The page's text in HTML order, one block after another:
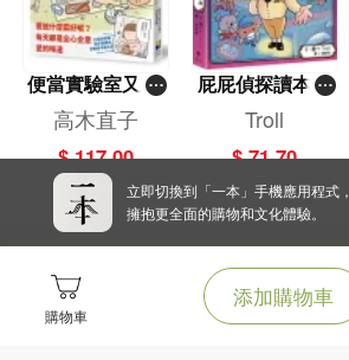
購物車
添加購物車
便當實驗室又開
張了——日日和
特別日的菜單挑
戰記
高木直子
$ 117.00
屁屁偵探讀本(1
3)－－對決！怪
篇）
Troll
$ 71.70
立即切換到「一本」手機應用程式，
擁抱更全面的購物和文化體驗。